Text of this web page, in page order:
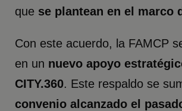
que se plantean en el marco
Con este acuerdo, la FAMCP
en un nuevo apoyo
CITY.360. Este respaldo se
convenio alcanzado el